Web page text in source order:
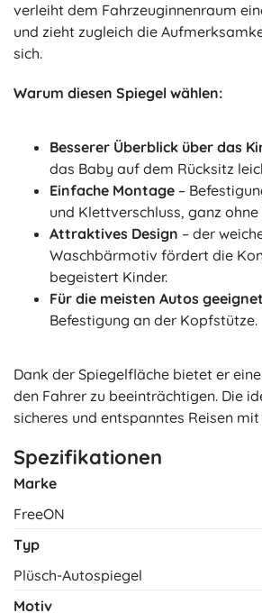
verleiht dem Fahrzeuginnenraum
und zieht zugleich die
sich.
Warum diesen Spiegel wählen:
Besserer Überblick über das
das Baby auf dem Rücksitz
Einfache Montage –
und Klettverschluss, ganz ohne
Attraktives Design – der
Waschbärmotiv fördert die
begeistert Kinder.
Für die meisten Autos geeignet
Befestigung an der Kopfstütze.
Dank der Spiegelfläche bietet er
den Fahrer zu beeinträchtigen. Die
sicheres und entspanntes Reisen
Spezifikationen
Marke
FreeON
Typ
Plüsch-Autospiegel
Motiv